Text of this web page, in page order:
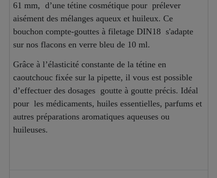
61 mm, d’une tétine cosmétique pour prélever
aisément des mélanges aqueux et huileux. Ce
bouchon compte-gouttes à filetage DIN18 s'adapte
sur nos flacons en verre bleu de 10 ml.
Grâce à l’élasticité constante de la tétine en
caoutchouc fixée sur la pipette, il vous est possible
d’effectuer des dosages goutte à goutte précis. Idéal
pour les médicaments, huiles essentielles, parfums et
autres préparations aromatiques aqueuses ou
huileuses.